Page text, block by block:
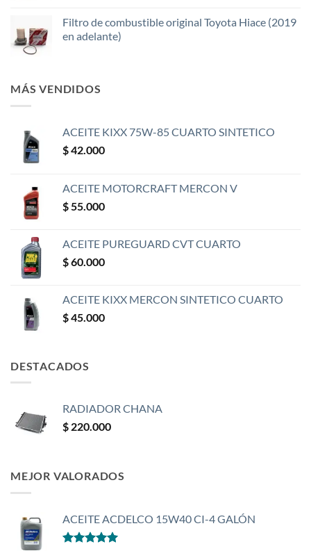
Filtro de combustible original Toyota Hiace (2019
en adelante)
MÁS VENDIDOS
ACEITE KIXX 75W-85 CUARTO SINTETICO
$42.000
ACEITE MOTORCRAFT MERCON V
$ 55.000
ACEITE PUREGUARD CVT CUARTO
$60.000
ACEITE KIXX MERCON SINTETICO CUARTO
$45.000
DESTACADOS
RADIADOR CHANA
$ 220.000
MEJOR VALORADOS
ACEITE ACDELCO 15W40 CI-4 GALÓN